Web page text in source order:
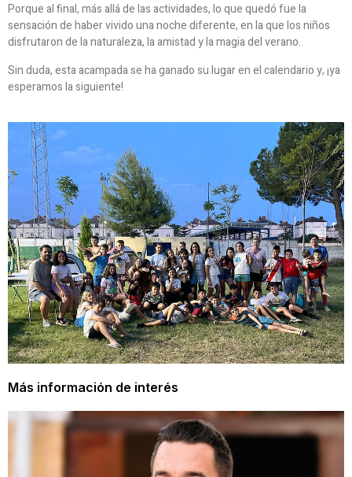
Porque al final, más allá de las actividades, lo que quedó fue la
sensación de haber vivido una noche diferente, en la que los niños
disfrutaron de la naturaleza, la amistad y la magia del verano.
Sin duda, esta acampada se ha ganado su lugar en el calendario y, ¡ya
esperamos la siguiente!
Más información de interés